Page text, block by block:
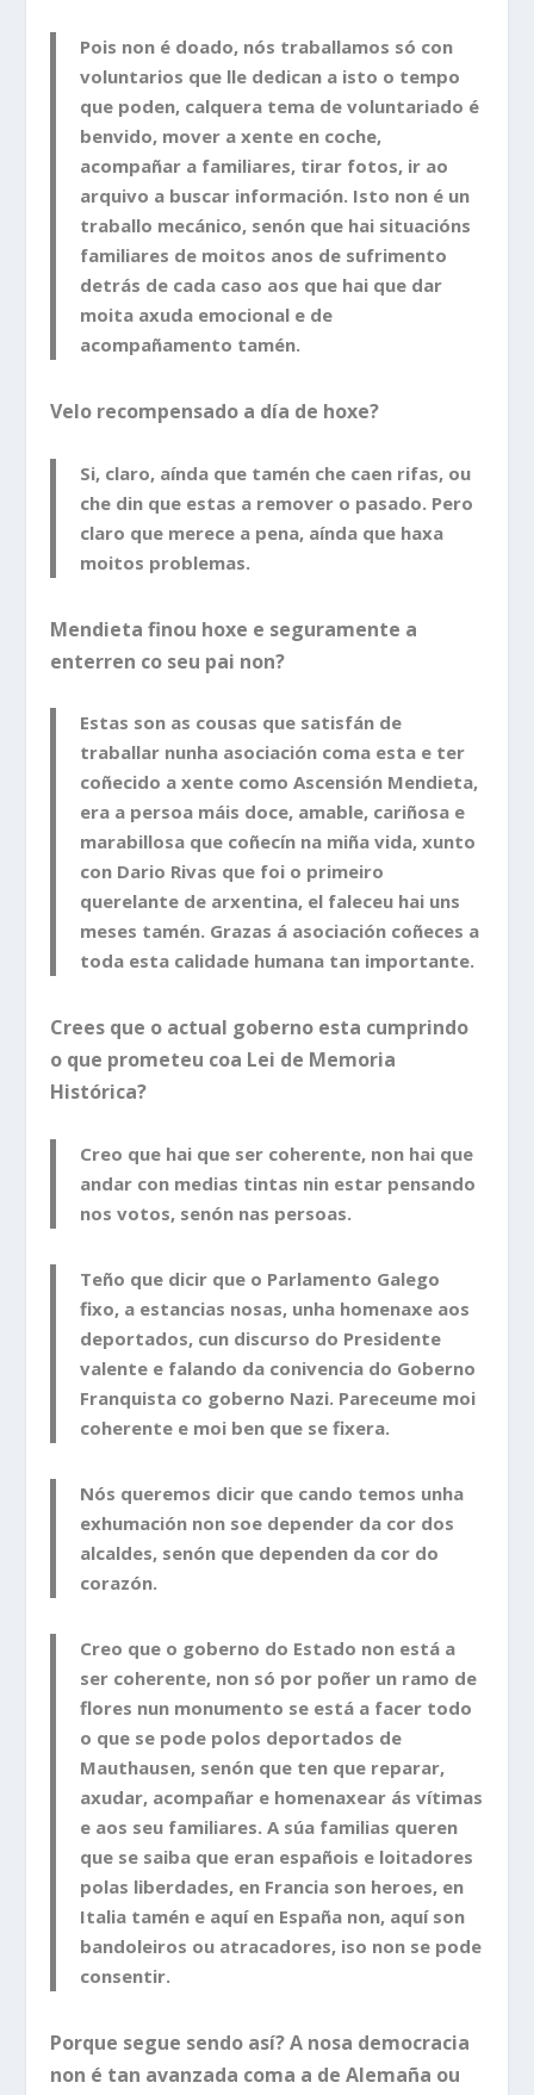
Pois non é doado, nós traballamos só con
voluntarios que lle dedican a isto o tempo
que poden, calquera tema de voluntariado é
benvido, mover a xente en coche,
acompañar a familiares, tirar fotos, ir ao
arquivo a buscar información. Isto non é un
traballo mecánico, senón que hai situacións
familiares de moitos anos de sufrimento
detrás de cada caso aos que hai que dar
moita axuda emocional e de
acompañamento tamén.
Velo recompensado a día de hoxe?
Si, claro, aínda que tamén che caen rifas, ou
che din que estas a remover o pasado. Pero
claro que merece a pena, aínda que haxa
moitos problemas.
Mendieta finou hoxe e seguramente a
enterren co seu pai non?
Estas son as cousas que satisfán de
traballar nunha asociación coma esta e ter
coñecido a xente como Ascensión Mendieta,
era a persoa máis doce, amable, cariñosa e
marabillosa que coñecín na miña vida, xunto
con Dario Rivas que foi o primeiro
querelante de arxentina, el faleceu hai uns
meses tamén. Grazas á asociación coñeces a
toda esta calidade humana tan importante.
Crees que o actual goberno esta cumprindo
o que prometeu coa Lei de Memoria
Histórica?
Creo que hai que ser coherente, non hai que
andar con medias tintas nin estar pensando
nos votos, senón nas persoas.
Teño que dicir que o Parlamento Galego
fixo, a estancias nosas, unha homenaxe aos
deportados, cun discurso do Presidente
valente e falando da conivencia do Goberno
Franquista co goberno Nazi. Pareceume moi
coherente e moi ben que se fixera.
Nós queremos dicir que cando temos unha
exhumación non soe depender da cor dos
alcaldes, senón que dependen da cor do
corazón.
Creo que o goberno do Estado non está a
ser coherente, non só por poñer un ramo de
flores nun monumento se está a facer todo
o que se pode polos deportados de
Mauthausen, senón que ten que reparar,
axudar, acompañar e homenaxear ás vítimas
e aos seu familiares. A súa familias queren
que se saiba que eran españois e loitadores
polas liberdades, en Francia son heroes, en
Italia tamén e aquí en España non, aquí son
bandoleiros ou atracadores, iso non se pode
consentir.
Porque segue sendo así? A nosa democracia
non é tan avanzada coma a de Alemaña ou